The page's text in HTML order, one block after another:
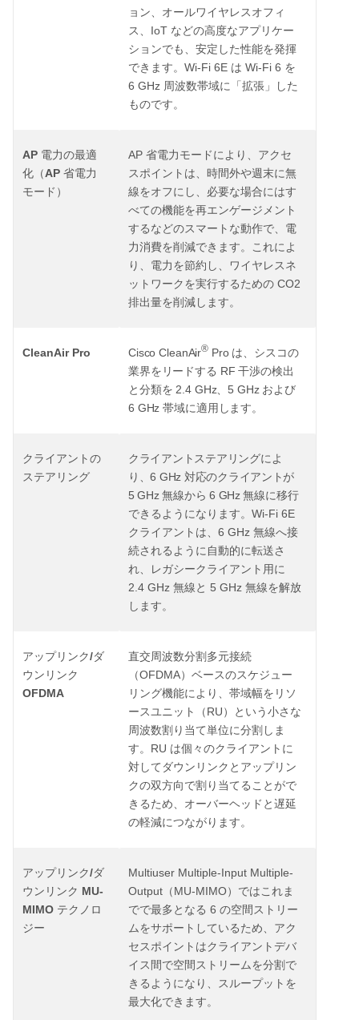
ョン、オールワイヤレスオフィ
ス、 IoT などの高度なアプリケー
ションでも、安定した性能を発揮
できます。 Wi-Fi 6E は Wi-Fi 6 を
6 GHz 周波数帯域に「拡張」した
ものです。
AP 電力の最適
化（ AP 省電力
モード）
AP 省電力モードにより、アクセ
スポイントは、時間外や週末に無
線をオフにし、必要な場合にはす
べての機能を再エンゲージメント
するなどのスマートな動作で、電
力消費を削減できます。これによ
り、電力を節約し、ワイヤレスネ
ットワークを実行するための CO2
排出量を削減します。
CleanAir Pro Cisco CleanAir® Pro は、シスコの
業界をリードする RF干渉の検出
と分類を 2.4 GHz、5 GHz および
6 GHz帯域に適用します。
クライアントの
ステアリング
クライアントステアリングによ
り、6 GHz 対応のクライアントが
5 GHz無線から 6 GHz無線に移行
できるようになります。 Wi-Fi 6E
クライアントは、 6 GHz 無線へ接
続されるように自動的に転送さ
れ、レガシークライアント用に
2.4 GHz 無線と 5 GHz 無線を解放
します。
アップリンク/ダ
ウンリンク
OFDMA
直交周波数分割多元接続
（OFDMA）ベースのスケジュー
リング機能により、帯域幅をリソ
ースユニット（ RU ）という小さな
周波数割り当て単位に分割しま
す。 RU は個々のクライアントに
対してダウンリンクとアップリン
クの双方向で割り当てることがで
きるため、オーバーヘッドと遅延
の軽減につながります。
アップリンク/ダ
ウンリンク MU-
MIMO テクノロ
ジー
Multiuser Multiple-Input Multiple-
Output （ MU-MIMO）ではこれま
でで最多となる 6 の空間ストリー
ムをサポートしているため、アク
セスポイントはクライアントデバ
イス間で空間ストリームを分割で
きるようになり、スループットを
最大化できます。